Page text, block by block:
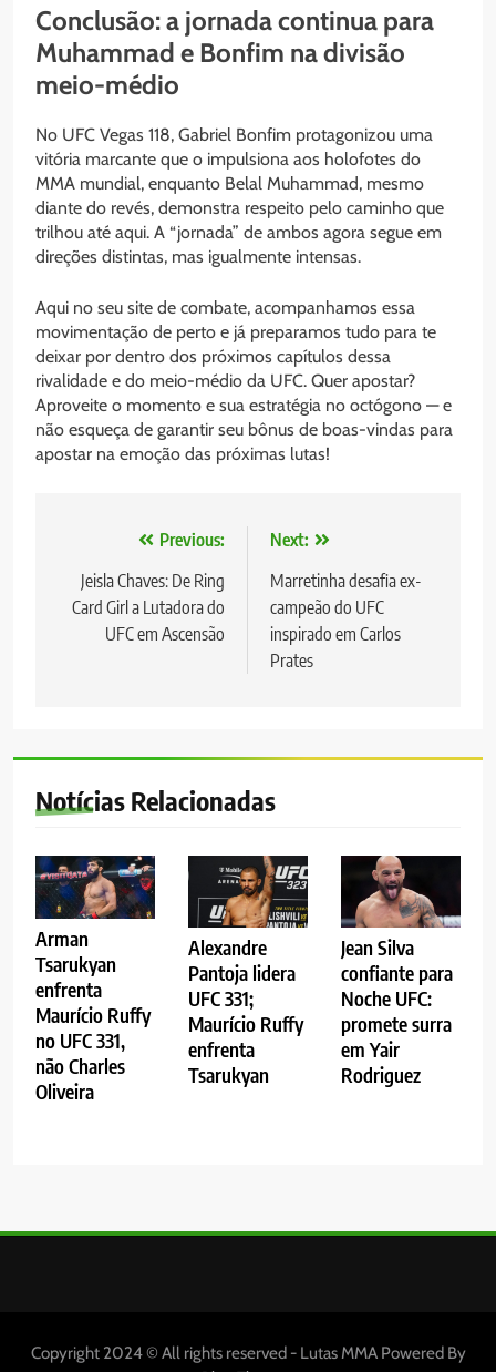
Conclusão: a jornada continua para
Muhammad e Bonfim na divisão
meio-médio
No UFC Vegas 118, Gabriel Bonfim protagonizou uma
vitória marcante que o impulsiona aos holofotes do
MMA mundial, enquanto Belal Muhammad, mesmo
diante do revés, demonstra respeito pelo caminho que
trilhou até aqui. A “jornada” de ambos agora segue em
direções distintas, mas igualmente intensas.
Aqui no seu site de combate, acompanhamos essa
movimentação de perto e já preparamos tudo para te
deixar por dentro dos próximos capítulos dessa
rivalidade e do meio-médio da UFC. Quer apostar?
Aproveite o momento e sua estratégia no octógono — e
não esqueça de garantir seu bônus de boas-vindas para
apostar na emoção das próximas lutas!
Navegação
de
Post
Previous:
Jeisla Chaves: De Ring
Card Girl a Lutadora do
UFC em Ascensão
Next:
Marretinha desafia ex-
campeão do UFC
inspirado em Carlos
Prates
Notícias Relacionadas
Arman
Tsarukyan
enfrenta
Maurício Ruffy
no UFC 331,
não Charles
Oliveira
Alexandre
Pantoja lidera
UFC 331;
Maurício Ruffy
enfrenta
Tsarukyan
Jean Silva
confiante para
Noche UFC:
promete surra
em Yair
Rodriguez
Copyright 2024 © All rights reserved - Lutas MMA Powered By